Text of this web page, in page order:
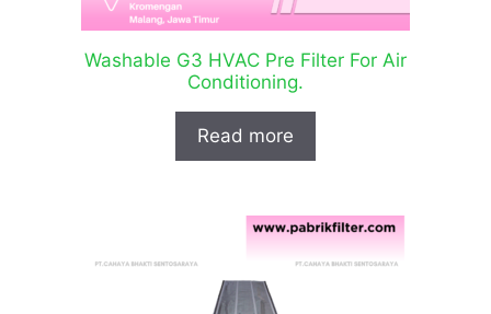
Washable G3 HVAC Pre Filter For Air
Conditioning.
Read more